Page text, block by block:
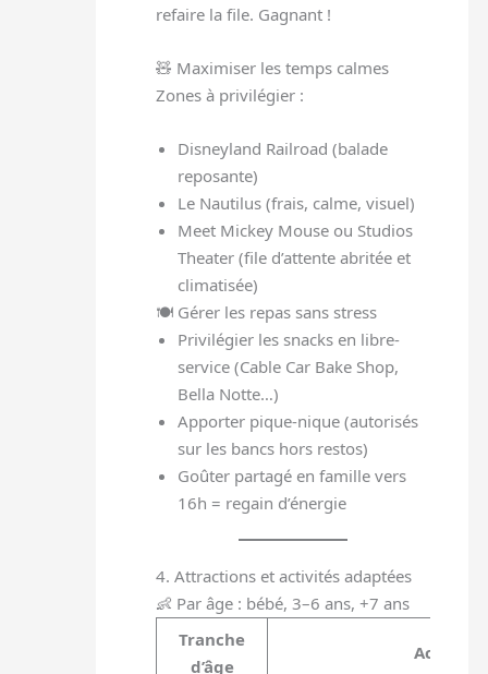
refaire la file. Gagnant !
🧸 Maximiser les temps calmes
Zones à privilégier :
Disneyland Railroad (balade
reposante)
Le Nautilus (frais, calme, visuel)
Meet Mickey Mouse ou Studios
Theater (file d’attente abritée et
climatisée)
🍽️ Gérer les repas sans stress
Privilégier les snacks en libre-
service (Cable Car Bake Shop,
Bella Notte…)
Apporter pique-nique (autorisés
sur les bancs hors restos)
Goûter partagé en famille vers
16h = regain d’énergie
4. Attractions et activités adaptées
👶 Par âge : bébé, 3–6 ans, +7 ans
Tranche
d’âge